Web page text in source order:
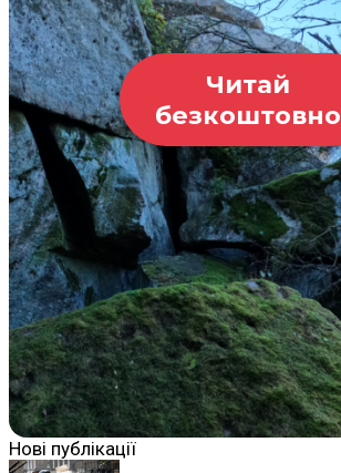
Читай
безкоштовно
Нові публікації